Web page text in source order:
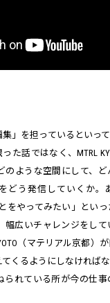
」を担っているといっ
た話ではなく、MTRL
のような空間にして、
どう発信していくか。
とをやってみたい」とい
幅広いチャレンジをし
（マテリアル京都）
くるようにしなければ
られている所が今の仕事